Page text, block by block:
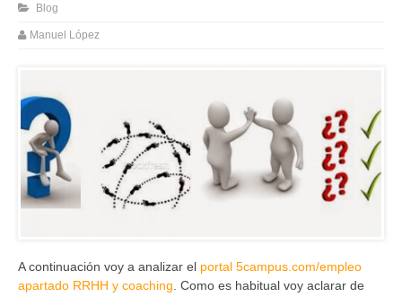
Blog
Manuel López
A continuación voy a analizar el portal 5campus.com/empleo
apartado RRHH y coaching . Como es habitual voy aclarar de